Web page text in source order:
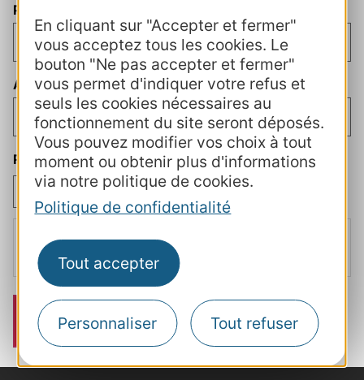
En cliquant sur "Accepter et fermer"
vous acceptez tous les cookies. Le
bouton "Ne pas accepter et fermer"
vous permet d'indiquer votre refus et
seuls les cookies nécessaires au
fonctionnement du site seront déposés.
Vous pouvez modifier vos choix à tout
moment ou obtenir plus d'informations
via notre politique de cookies.
Politique de confidentialité
Tout accepter
Personnaliser Tout refuser
Prénom du directeur
Adresse e-mail de la direction (Nécessaire)
RGPD et règlement intérieur (Nécessaire)
J’accepte
connaissance des modalités mentionnées dans le
intérieur